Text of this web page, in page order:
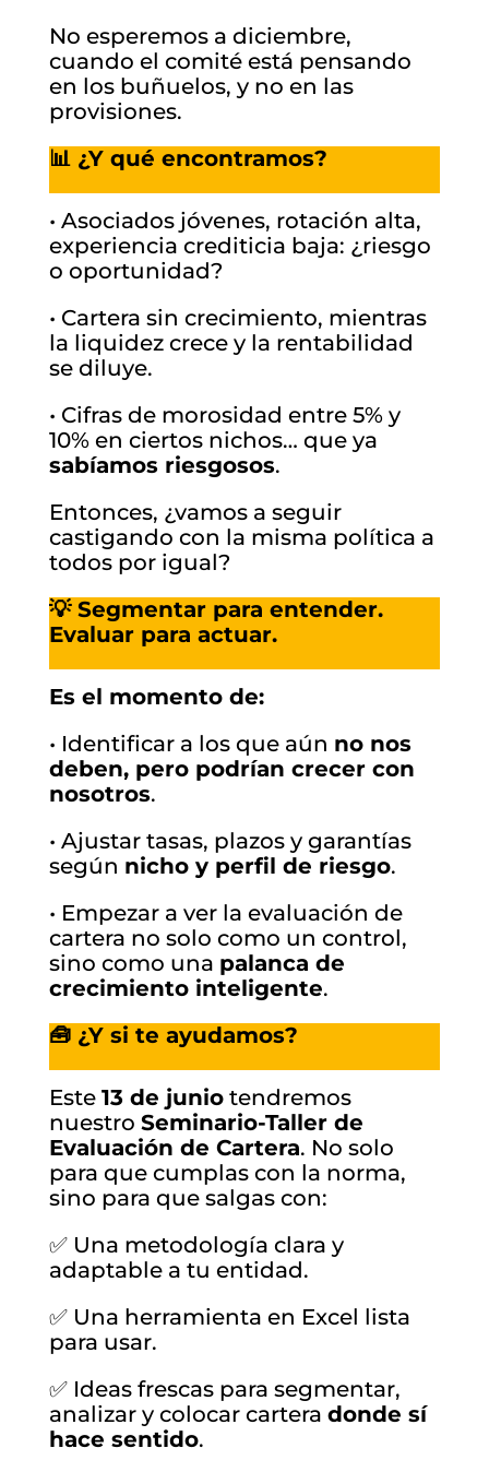
No esperemos a diciembre,
cuando el comité está pensando
en los buñuelos, y no en las
provisiones.
📊 ¿Y qué encontramos?
• Asociados jóvenes, rotación alta,
experiencia crediticia baja: ¿riesgo
o oportunidad?
• Cartera sin crecimiento, mientras
la liquidez crece y la rentabilidad
se diluye.
• Cifras de morosidad entre 5% y
10% en ciertos nichos… que ya
sabíamos riesgosos.
Entonces, ¿vamos a seguir
castigando con la misma política a
todos por igual?
💡 Segmentar para entender.
Evaluar para actuar.
Es el momento de:
• Identificar a los que aún no nos
deben, pero podrían crecer con
nosotros.
• Ajustar tasas, plazos y garantías
según nicho y perfil de riesgo.
• Empezar a ver la evaluación de
cartera no solo como un control,
sino como una palanca de
crecimiento inteligente.
🧰 ¿Y si te ayudamos?
Este 13 de juniotendremos
nuestro Seminario-Taller de
Evaluación de Cartera. No solo
para que cumplas con la norma,
sino para que salgas con:
✅ Una metodología clara y
adaptable a tu entidad.
✅ Una herramienta en Excel lista
para usar.
✅ Ideas frescas para segmentar,
analizar y colocar cartera donde sí
hace sentido.